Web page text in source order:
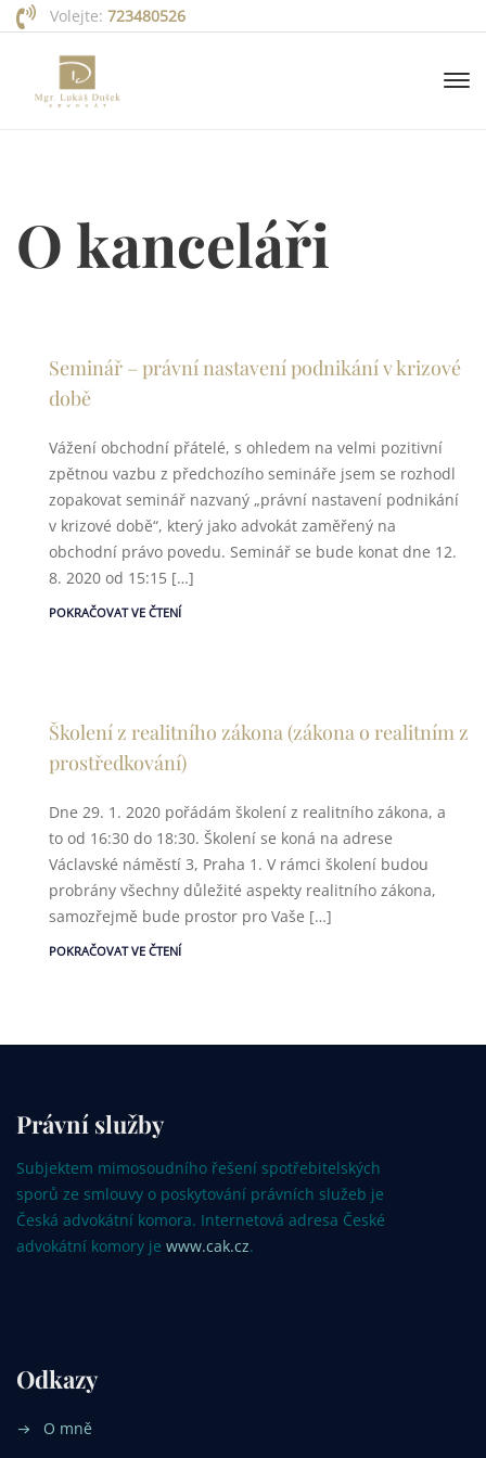
Volejte: 723480526
O kanceláři
Seminář – právní nastavení podnikání v krizové
době
Vážení obchodní přátelé, s ohledem na velmi pozitivní
zpětnou vazbu z předchozího semináře jsem se rozhodl
zopakovat seminář nazvaný „právní nastavení podnikání
v krizové době“, který jako advokát zaměřený na
obchodní právo povedu. Seminář se bude konat dne 12.
8. 2020 od 15:15 […]
POKRAČOVAT VE ČTENÍ
Školení z realitního zákona (zákona o realitním z
prostředkování)
Dne 29. 1. 2020 pořádám školení z realitního zákona, a
to od 16:30 do 18:30. Školení se koná na adrese
Václavské náměstí 3, Praha 1. V rámci školení budou
probrány všechny důležité aspekty realitního zákona,
samozřejmě bude prostor pro Vaše […]
POKRAČOVAT VE ČTENÍ
Právní služby
Subjektem mimosoudního řešení spotřebitelských
sporů ze smlouvy o poskytování právních služeb je
Česká advokátní komora. Internetová adresa České
advokátní komory je www.cak.cz.
Odkazy
O mně